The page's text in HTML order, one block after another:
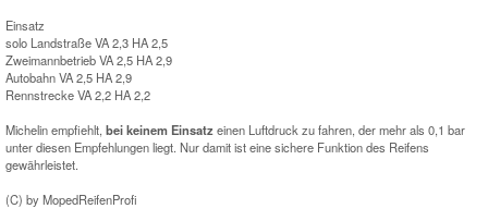
Einsatz
solo Landstraße VA 2,3 HA 2,5
Zweimannbetrieb VA 2,5 HA 2,9
Autobahn VA 2,5 HA 2,9
Rennstrecke VA 2,2 HA 2,2
Michelin empfiehlt, bei keinem Einsatz einen Luftdruck zu fahren, der mehr als 0,1 bar
unter diesen Empfehlungen liegt. Nur damit ist eine sichere Funktion des Reifens
gewährleistet.
(C) by MopedReifenProfi